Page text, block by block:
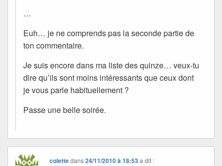
…
Euh… je ne comprends pas la seconde partie de
ton commentaire.
Je suis encore dans ma liste des quinze… veux-tu
dire qu’ils sont moins intéressants que ceux dont
je vous parle habituellement ?
Passe une belle soirée.
colettedans24/11/2010 à 18:53 a dit :